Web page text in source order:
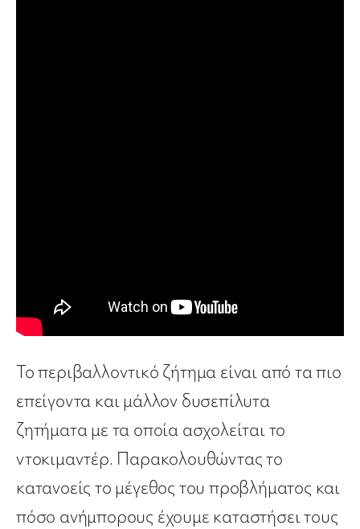
Το περιβαλλοντικό ζήτημα είναι από τα πιο
επείγοντα και μάλλον δυσεπίλυτα
ζητήματα με τα οποία ασχολείται το
ντοκιμαντέρ. Παρακολουθώντας το
κατανοείς το μέγεθος του προβλήματος και
πόσο ανήμπορους έχουμε καταστήσει τους